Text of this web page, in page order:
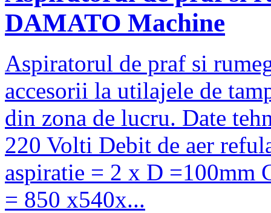
DAMATO Machine
Aspiratorul de praf si
accesorii la utilajele de
din zona de lucru. Date
220 Volti Debit de aer
aspiratie = 2 x D =100mm
= 850 x540x...